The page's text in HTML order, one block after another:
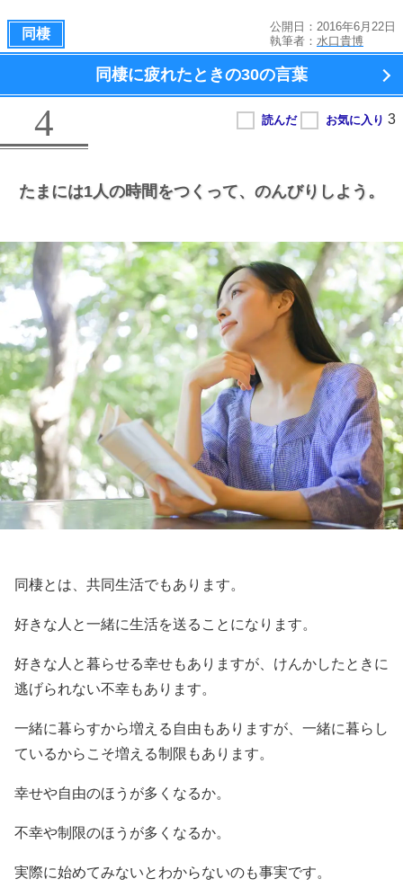
同棲
公開日：2016年6月22日
執筆者： 水口貴博
同棲に疲れたときの30の言葉
4
たまには1人の時間をつくって、 のんびりしよう。
同棲とは、共同生活でもあります。
好きな人と一緒に生活を送ることになります。
好きな人と暮らせる幸せもありますが、けんかしたときに
逃げられない不幸もあります。
一緒に暮らすから増える自由もありますが、一緒に暮らし
ているからこそ増える制限もあります。
幸せや自由のほうが多くなるか。
不幸や制限のほうが多くなるか。
実際に始めてみないとわからないのも事実です。